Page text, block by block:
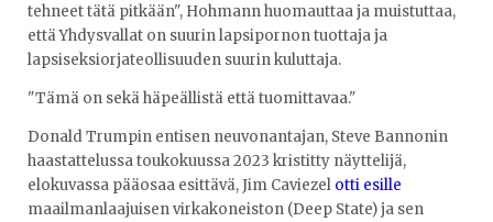
tehneet tätä pitkään", Hohmann huomauttaa ja muistuttaa,
että Yhdysvallat on suurin lapsipornon tuottaja ja
lapsiseksiorjateollisuuden suurin kuluttaja.
"Tämä on sekä häpeällistä että tuomittavaa."
Donald Trumpin entisen neuvonantajan, Steve Bannonin
haastattelussa toukokuussa 2023 kristitty näyttelijä,
elokuvassa pääosaa esittävä, Jim Caviezel otti esille
maailmanlaajuisen virkakoneiston (Deep State) ja sen